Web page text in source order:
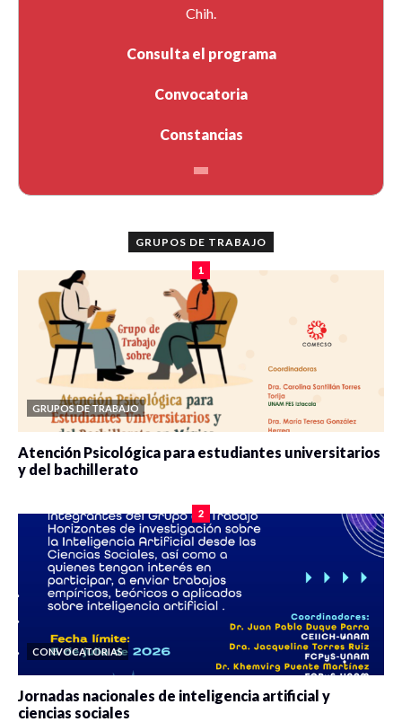
Chih.
Consulta el programa
Convocatoria
Constancias
GRUPOS DE TRABAJO
1
GRUPOS DE TRABAJO
Atención Psicológica para estudiantes universitarios
y del bachillerato
2
CONVOCATORIAS
Jornadas nacionales de inteligencia artificial y
ciencias sociales